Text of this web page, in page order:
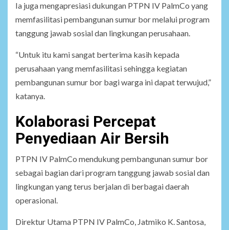
Ia juga mengapresiasi dukungan PTPN IV PalmCo yang
memfasilitasi pembangunan sumur bor melalui program
tanggung jawab sosial dan lingkungan perusahaan.
“Untuk itu kami sangat berterima kasih kepada
perusahaan yang memfasilitasi sehingga kegiatan
pembangunan sumur bor bagi warga ini dapat terwujud,”
katanya.
Kolaborasi Percepat
Penyediaan Air Bersih
PTPN IV PalmCo mendukung pembangunan sumur bor
sebagai bagian dari program tanggung jawab sosial dan
lingkungan yang terus berjalan di berbagai daerah
operasional.
Direktur Utama PTPN IV PalmCo, Jatmiko K. Santosa,